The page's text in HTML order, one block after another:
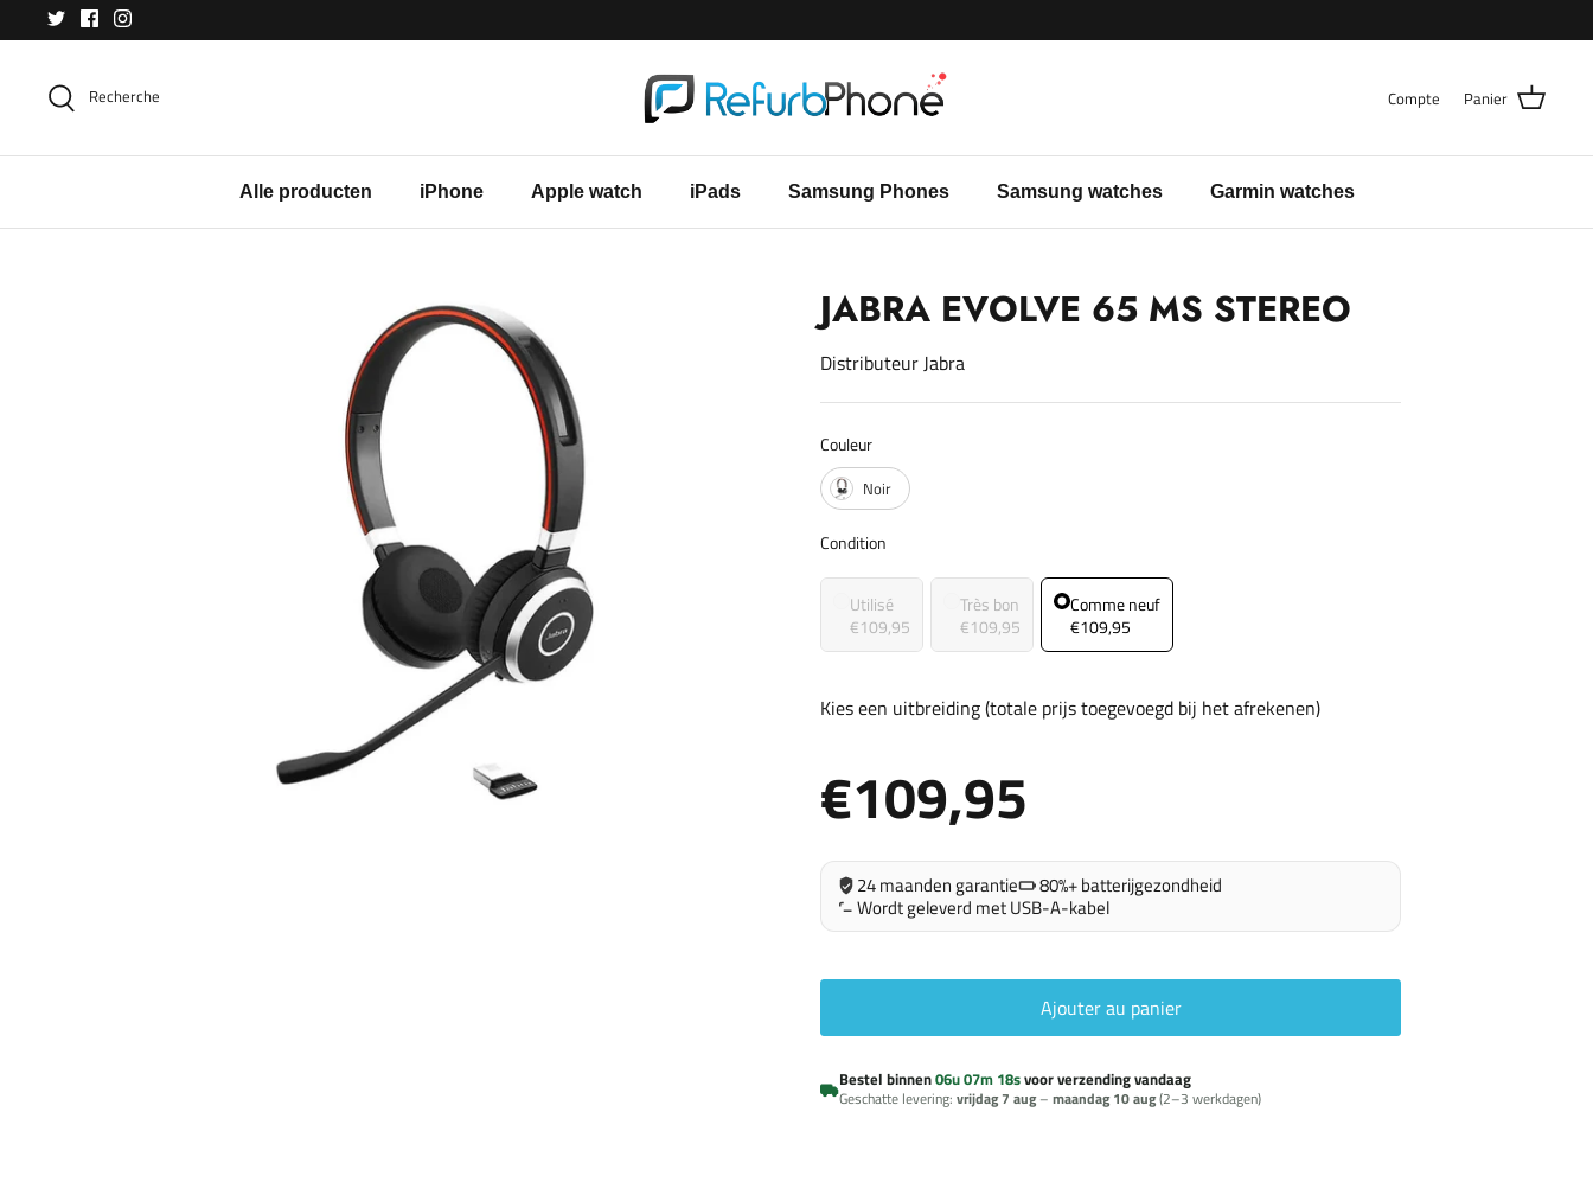
Directement
au
Recherche Compte Panier
Alle producten iPhone Apple watch iPads Samsung Phones Samsung watches Garmin watches
JABRA EVOLVE 65 MS STEREO
DistributeurJabra
Couleur
Couleur
Noir
Condition
Utilisé
€109,95
Très bon
€109,95
Comme neuf
€109,95
Kies een uitbreiding (totale prijs toegevoegd bij het afrekenen)
€109,95
24 maanden garantie
80%+ batterijgezondheid
Wordt geleverd met USB-A-kabel
Ajouter au panier
Bestel binnen06u 07m 18svoor verzending vandaag
Geschatte levering:vrijdag 7 aug–maandag 10 aug(2–3 werkdagen)